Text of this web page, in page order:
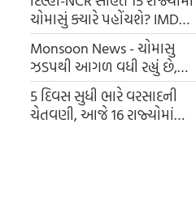
ચોમાસું ક્યારે પહોંચશે? IMDએ
જાહેર કરી સંભવિત તારીખો
Monsoon News - ચોમાસુ
ઝડપથી આગળ વધી રહ્યું છે,
જેના કારણે આ રાજ્યોમાં ભારે
વરસાદ પડી રહ્યો છે.
5 દિવસ સુધી ભારે વરસાદની
ચેતવણી, આજે 16 રાજ્યોમાં